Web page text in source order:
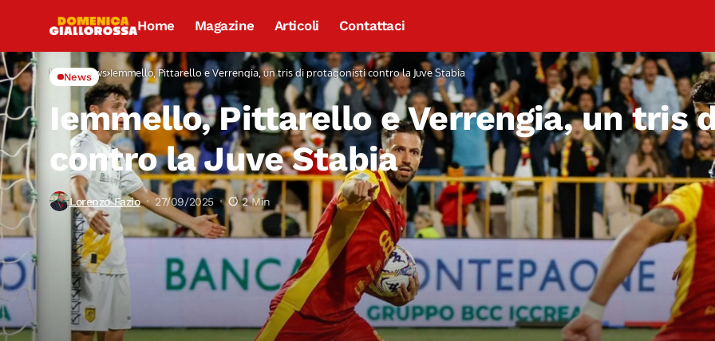
Home Magazine Articoli Contattaci
Home News Iemmello, Pittarello e Verrengia, un tris di protagonisti contro la Juve Stabia
News
Iemmello, Pittarello e Verrengia, un tris
contro la Juve Stabia
Lorenzo Fazio 27/09/2025 2 Min